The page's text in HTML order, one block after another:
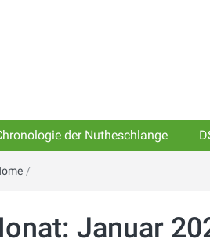
der Nutheschlange
/
Januar